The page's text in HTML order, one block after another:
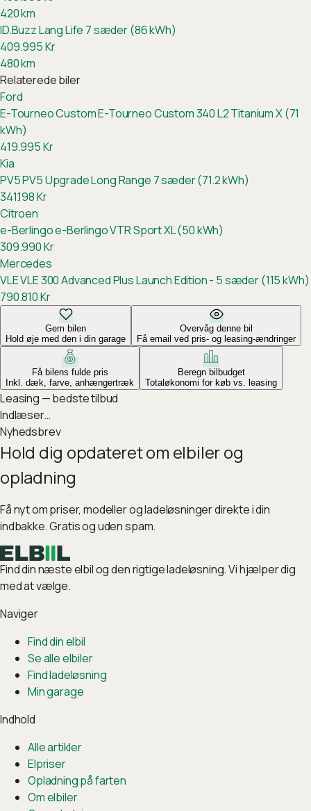
420km
ID.Buzz Lang Life 7 sæder (86 kWh)
409.995Kr
480km
Relaterede biler
Ford
E-Tourneo CustomE-Tourneo Custom 340 L2 Titanium X (71
kWh)
419.995Kr
Kia
PV5PV5 Upgrade Long Range 7 sæder (71.2 kWh)
341.198Kr
Citroen
e-Berlingoe-Berlingo VTR Sport XL (50 kWh)
309.990Kr
Mercedes
VLEVLE 300 Advanced Plus Launch Edition - 5 sæder (115 kWh)
790.810Kr
Gem bilen
Hold øje med den i din garage
Overvåg denne bil
Få email ved pris- og leasing-ændringer
Få bilens fulde pris
Inkl. dæk, farve, anhængertræk
Beregn bilbudget
Totaløkonomi for køb vs. leasing
Leasing — bedste tilbud
Indlæser…
Nyhedsbrev
Hold dig opdateret om elbiler og
opladning
Få nyt om priser, modeller og ladeløsninger direkte i din
indbakke. Gratis og uden spam.
Find din næste elbil og den rigtige ladeløsning. Vi hjælper dig
med at vælge.
Naviger
Find din elbil
Se alle elbiler
Find ladeløsning
Min garage
Indhold
Alle artikler
Elpriser
Opladning på farten
Om elbiler